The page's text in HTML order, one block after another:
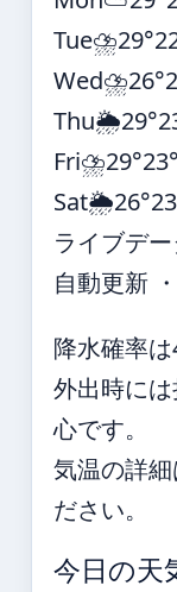
Tue⛈️29°
Wed⛈️26°
Thu🌦️29°
Fri⛈️29°23°
Sat🌦️26°
ライブデー
自動更新 ・
降水確率は
外出時に
心です。
気温の詳
ださい。
今日の天